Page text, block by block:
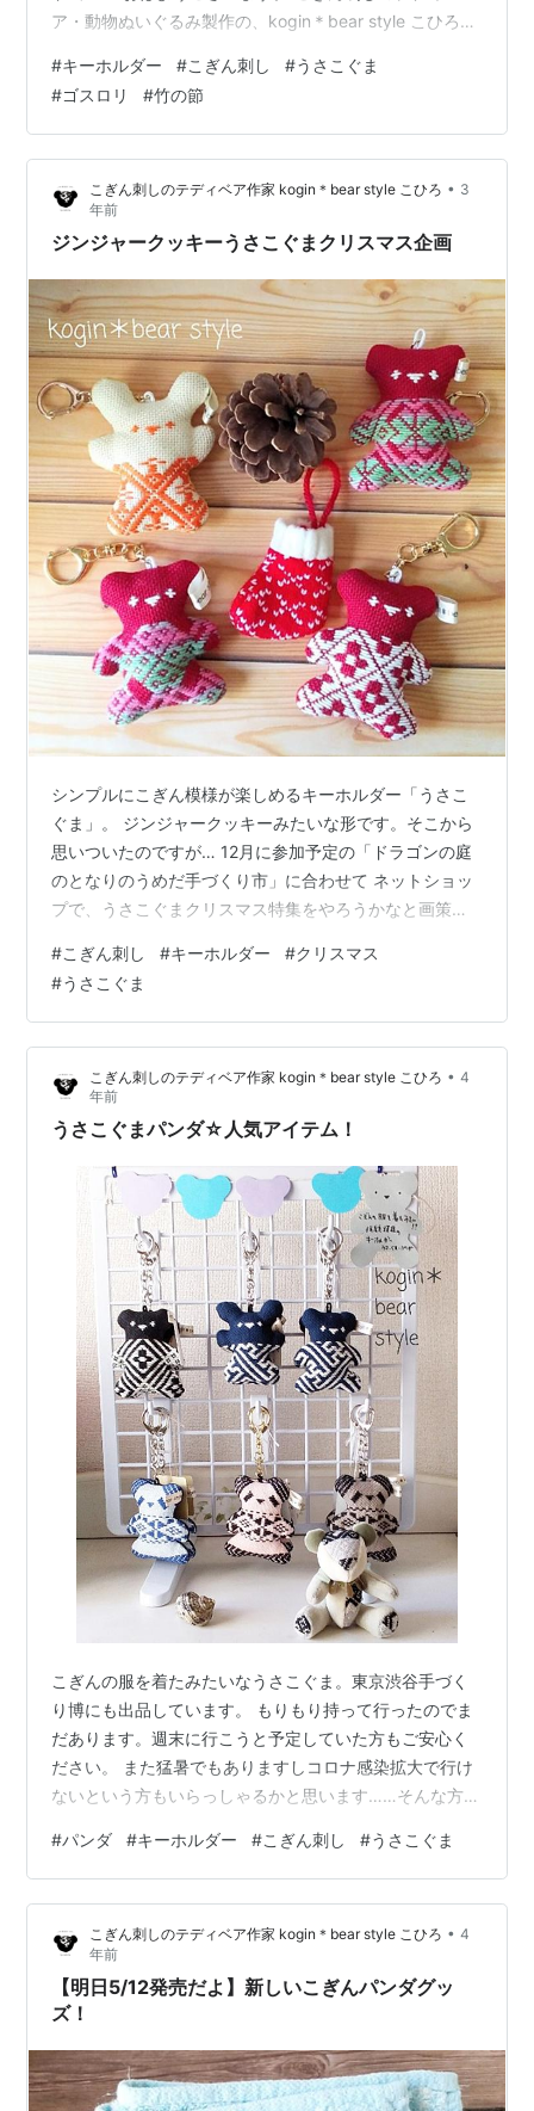
ア・動物ぬいぐるみ製作の、kogin＊bear style こひろで
た。 （本当は総刺しこぎんクマを作る予定でしたが材料
などが間に合わずｗ） 紫は締め込みの色から。 黒に紫
で、ゴスロリっぽい感じにも見えます。 破竹の勢いの出
世のため、勢いがあると言う意味の「竹の節」のこぎん
模様。 そして五所川原周辺で行われていた三縞こぎんを
思わせるように…
#キーホルダー #こぎん刺し #うさこぐま
#ゴスロリ #竹の節
こぎん刺しのテディベア作家 kogin＊bear style こひろ • 3
年前
ジンジャークッキーうさこぐまクリスマス企画
シンプルにこぎん模様が楽しめるキーホルダー「うさこ
ぐま」。 ジンジャークッキーみたいな形です。そこから
思いついたのですが… 12月に参加予定の「ドラゴンの庭
のとなりのうめだ手づくり市」に合わせて ネットショッ
プで、うさこぐまクリスマス特集をやろうかなと画策
す。 こぎん刺しのテディベア・動物ぬいぐるみ製作の、
kogin＊bear style こひろです。 「ドラゴンの庭のとなり
のうめだ手づくり市」には、諸般の事情でうさこぐまは
出品しないことにしました なので、ネットショップで、
クリスマスらしいうさこぐまを販売強化しよう…
#こぎん刺し #キーホルダー #クリスマス
#うさこぐま
こぎん刺しのテディベア作家 kogin＊bear style こひろ • 4
年前
うさこぐまパンダ☆人気アイテム！
こぎんの服を着たみたいなうさこぐま。東京渋谷手づく
り博にも出品しています。 もりもり持って行ったのでま
だあります。週末に行こうと予定していた方もご安心く
ださい。 また猛暑でもありますしコロナ感染拡大で行け
ないという方もいらっしゃるかと思います……そんな方は
刺しこぎんクマなどぬいぐるみ類は期間中は会場販売の
みになりますが、キーホルダーは在庫あるものは対応い
たします。 おはようございます。 こぎん刺しのテディベ
ア、ベアグッズ製作の、kogin＊bear style こひろです。
パンダも出ました やっぱり人気はこちら！ ＼人気No.1…
#パンダ #キーホルダー #こぎん刺し #うさこぐま
こぎん刺しのテディベア作家 kogin＊bear style こひろ • 4
年前
【明日5/12発売だよ】新しいこぎんパンダグッ
ズ！